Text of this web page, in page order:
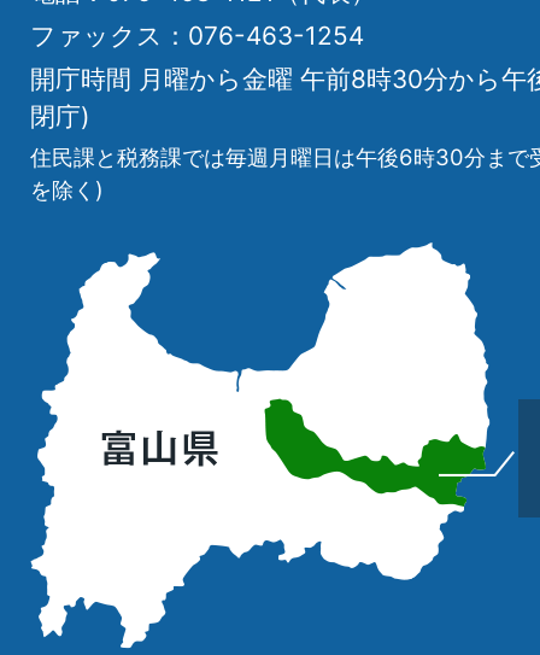
ファックス：076-463-1254
開庁時間 月曜から金曜 午前8時30分から午
閉庁)
住民課と税務課では毎週月曜日は午後6時30分まで
を除く)
の
位
置
を
記
し
た